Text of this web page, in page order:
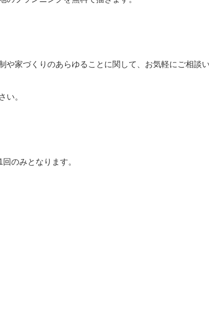
や家づくりのあらゆることに関して、お気軽にご相談い
い。
のみとなります。